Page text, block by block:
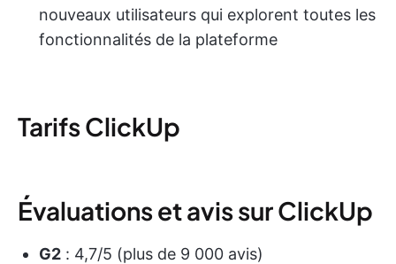
nouveaux utilisateurs qui explorent toutes les
fonctionnalités de la plateforme
Tarifs ClickUp
Évaluations et avis sur ClickUp
G2 : 4,7/5 (plus de 9 000 avis)